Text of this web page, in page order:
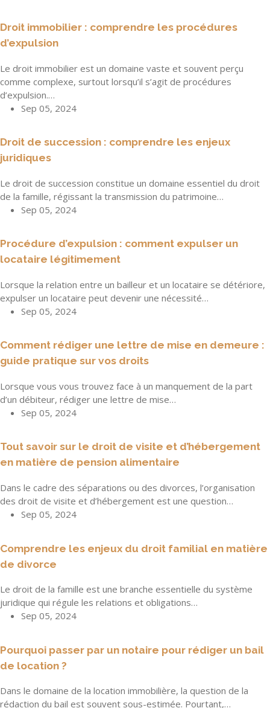
Droit immobilier : comprendre les procédures
d’expulsion
Le droit immobilier est un domaine vaste et souvent perçu
comme complexe, surtout lorsqu’il s’agit de procédures
d’expulsion.…
Sep 05, 2024
Droit de succession : comprendre les enjeux
juridiques
Le droit de succession constitue un domaine essentiel du droit
de la famille, régissant la transmission du patrimoine…
Sep 05, 2024
Procédure d’expulsion : comment expulser un
locataire légitimement
Lorsque la relation entre un bailleur et un locataire se détériore,
expulser un locataire peut devenir une nécessité…
Sep 05, 2024
Comment rédiger une lettre de mise en demeure :
guide pratique sur vos droits
Lorsque vous vous trouvez face à un manquement de la part
d’un débiteur, rédiger une lettre de mise…
Sep 05, 2024
Tout savoir sur le droit de visite et d’hébergement
en matière de pension alimentaire
Dans le cadre des séparations ou des divorces, l’organisation
des droit de visite et d’hébergement est une question…
Sep 05, 2024
Comprendre les enjeux du droit familial en matière
de divorce
Le droit de la famille est une branche essentielle du système
juridique qui régule les relations et obligations…
Sep 05, 2024
Pourquoi passer par un notaire pour rédiger un bail
de location ?
Dans le domaine de la location immobilière, la question de la
rédaction du bail est souvent sous-estimée. Pourtant,…